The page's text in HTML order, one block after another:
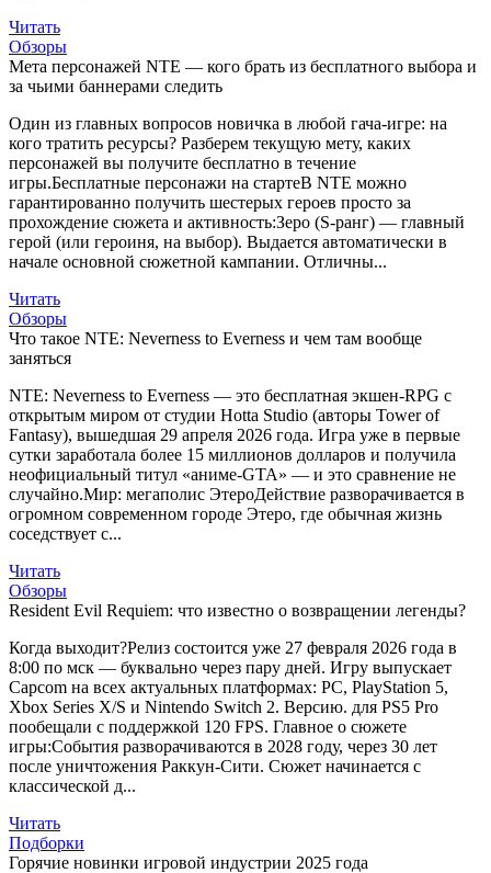
Читать
Обзоры
Мета персонажей NTE — кого брать из бесплатного выбора и
за чьими баннерами следить
Один из главных вопросов новичка в любой гача-игре: на
кого тратить ресурсы? Разберем текущую мету, каких
персонажей вы получите бесплатно в течение
игры.Бесплатные персонажи на стартеВ NTE можно
гарантированно получить шестерых героев просто за
прохождение сюжета и активность:Зеро (S-ранг) — главный
герой (или героиня, на выбор). Выдается автоматически в
начале основной сюжетной кампании. Отличны...
Читать
Обзоры
Что такое NTE: Neverness to Everness и чем там вообще
заняться
NTE: Neverness to Everness — это бесплатная экшен-RPG с
открытым миром от студии Hotta Studio (авторы Tower of
Fantasy), вышедшая 29 апреля 2026 года. Игра уже в первые
сутки заработала более 15 миллионов долларов и получила
неофициальный титул «аниме-GTA» — и это сравнение не
случайно.Мир: мегаполис ЭтероДействие разворачивается в
огромном современном городе Этеро, где обычная жизнь
соседствует с...
Читать
Обзоры
Resident Evil Requiem: что известно о возвращении легенды?
Когда выходит?Релиз состоится уже 27 февраля 2026 года в
8:00 по мск — буквально через пару дней. Игру выпускает
Capcom на всех актуальных платформах: PC, PlayStation 5,
Xbox Series X/S и Nintendo Switch 2. Версию. для PS5 Pro
пообещали с поддержкой 120 FPS. Главное о сюжете
игры:События разворачиваются в 2028 году, через 30 лет
после уничтожения Раккун-Сити. Сюжет начинается с
классической д...
Читать
Подборки
Горячие новинки игровой индустрии 2025 года